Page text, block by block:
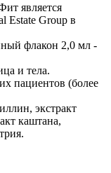
является
Estate Group в
флакон 2,0 мл -
и тела.
пациентов (более
экстракт
каштана,